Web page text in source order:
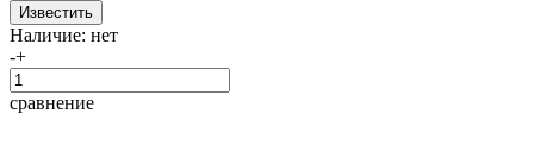
Наличие: нет
-+
сравнение